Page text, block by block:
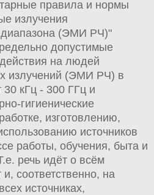
правила и нормы
излучения
диапазона (ЭМИ РЧ)"
допустимые
на людей
излучений (ЭМИ РЧ) в
30 кГц - 300 ГГц и
гигиенические
изготовлению,
источников
работы, обучения, быта и
речь идёт о всём
соответственно, на
источниках,